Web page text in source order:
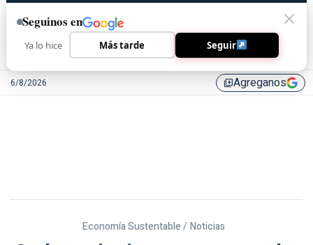
6/8/2026 library_addAgreganos
Economía Sustentable / Noticias
Seguinos en
Ya lo hice Más tarde Seguir